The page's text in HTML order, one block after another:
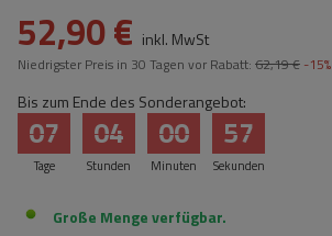
52,90 € inkl. MwSt
Niedrigster Preis in 30 Tagen vor Rabatt: 62,19 € -15%
Bis zum Ende des Sonderangebot:
Tage
07
Stunden
04
Minuten
00
Sekunden
57
Große Menge verfügbar